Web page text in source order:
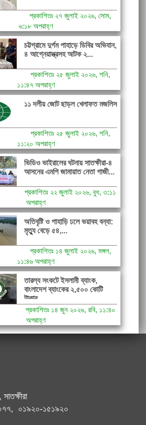
প্রকাশিতঃ ২৭ জুলাই ২০২৬, সোম,
৬:১৮ অপরাহ্ণ
চট্টগ্রামে দুর্গম পাহাড়ে ডিবির অভিযান,
৪ আগ্নেয়াস্ত্রসহ আটক ২...
প্রকাশিতঃ ২৫ জুলাই ২০২৬, শনি,
১১:৪৭ অপরাহ্ণ
১১ দলীয় জোট ছাড়ল খেলাফত মজলিস
প্রকাশিতঃ ২৫ জুলাই ২০২৬, শনি,
১১:২০ অপরাহ্ণ
ভিডিও ভাইরালের ঘটনায় সাতক্ষীরা-৪
আসনের এমপি জামায়াত নেতা গাজী...
প্রকাশিতঃ ২২ জুলাই ২০২৬, বুধ, ৩:১১
অপরাহ্ণ
অতিবৃষ্টি ও পাহাড়ি ঢলে ভয়াবহ বন্যা:
মৃত্যু বেড়ে ৫৪,...
প্রকাশিতঃ ১৪ জুলাই ২০২৬, মঙ্গল,
১১:৪৬ অপরাহ্ণ
তারল্য সংকটে ইসলামী ব্যাংক,
বাংলাদেশ ব্যাংকের ২,৫০০ কোটি
টাকার...
প্রকাশিতঃ ১৪ জুন ২০২৬, রবি, ১১:৪০
অপরাহ্ণ
০১৯২০-১৫১৯২০